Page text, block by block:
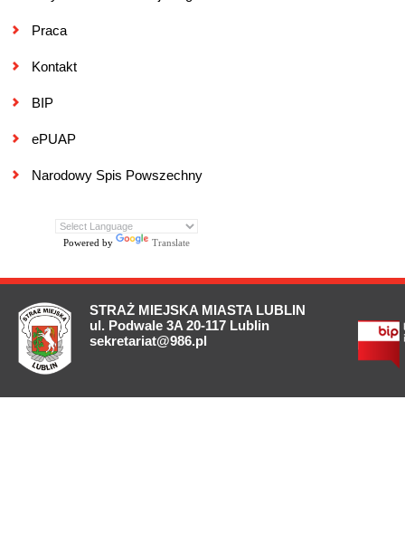
Praca
Kontakt
BIP
ePUAP
Narodowy Spis Powszechny
Powered by Translate
STRAŻ MIEJSKA MIASTA LUBLIN
ul. Podwale 3A 20-117 Lublin
sekretariat@986.pl